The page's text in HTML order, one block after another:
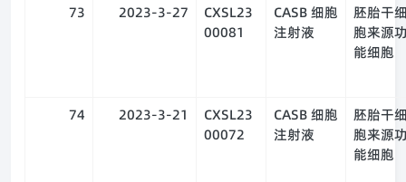
73 2023-3-27
CXSL23
00081
CASB 细胞
注射液
胚胎干
胞来源
能细胞
74 2023-3-21
CXSL23
00072
CASB 细胞
注射液
胚胎干
胞来源
能细胞